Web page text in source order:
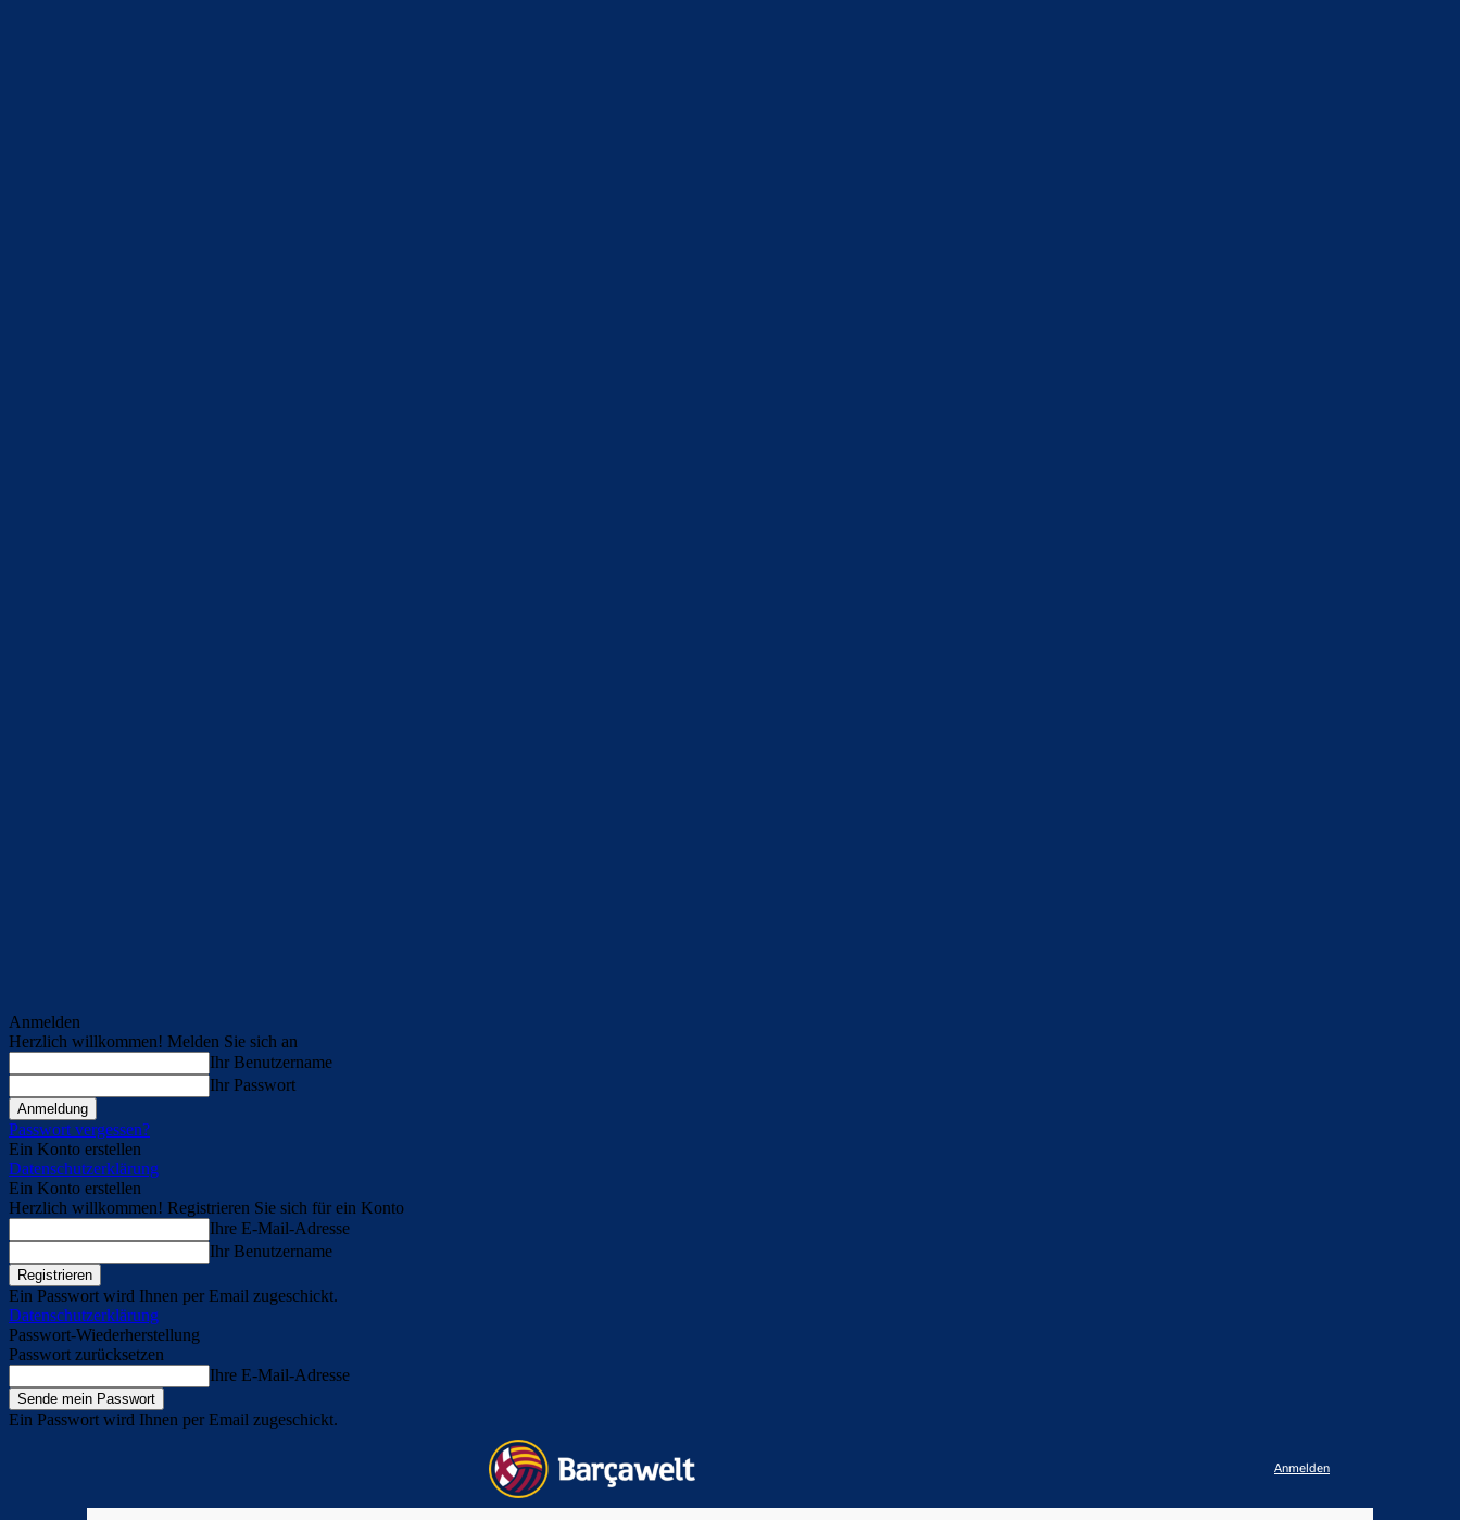
Anmelden
Herzlich willkommen! Melden Sie sich an
Ihr Benutzername
Ihr Passwort
Passwort vergessen?
Ein Konto erstellen
Datenschutzerklärung
Ein Konto erstellen
Herzlich willkommen! Registrieren Sie sich für ein Konto
Ihre E-Mail-Adresse
Ihr Benutzername
Ein Passwort wird Ihnen per Email zugeschickt.
Datenschutzerklärung
Passwort-Wiederherstellung
Passwort zurücksetzen
Ihre E-Mail-Adresse
Ein Passwort wird Ihnen per Email zugeschickt.
Anmelden